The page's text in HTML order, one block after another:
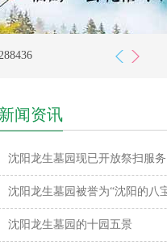
走？
特价活动：25800特价16800，41800特价28800，58800特价40800元
走？
特价活动：25800特价16800，41800特价28800，58800特价40800元
新闻资讯
沈阳龙生墓园现已开放祭扫服
沈阳龙生墓园被誉为“沈阳的八
沈阳龙生墓园的十园五景